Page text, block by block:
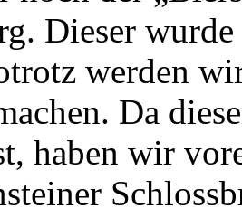
Dieser
werden
Da
haben wir